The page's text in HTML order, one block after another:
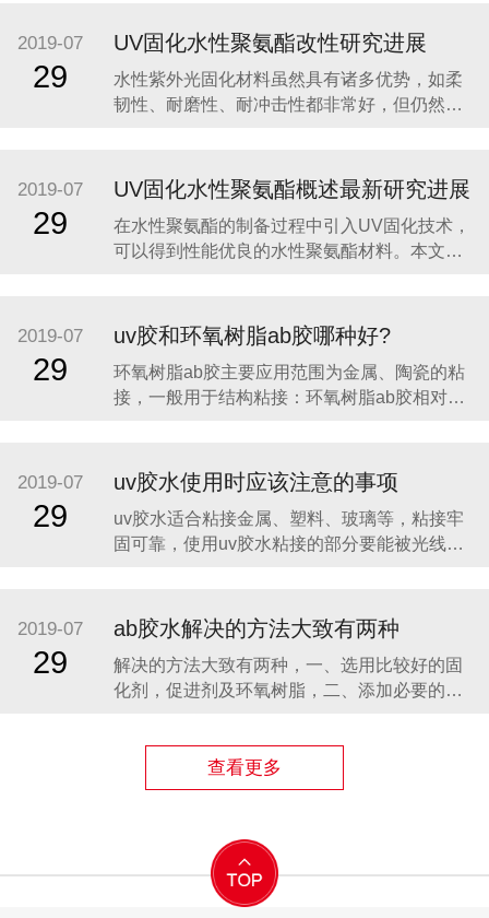
2019-07
29
UV固化水性聚氨酯改性研究进展
水性紫外光固化材料虽然具有诸多优势，如柔
韧性、耐磨性、耐冲击性都非常好，但仍然有
的优点;同时，水的高表面张力对低表面能基材
和颜料浸润性差，易引起涂布不均;此外，与溶
剂型紫外光固化涂料相比，水性紫外光固化涂
料双键含量
2019-07
29
UV固化水性聚氨酯概述最新研究进展
在水性聚氨酯的制备过程中引入UV固化技术，
可以得到性能优良的水性聚氨酯材料。本文阐
统的UV固化涂料主要由光引发剂、反应性低聚
物和活性稀释剂组成，涂膜可在紫外光的照射
下发生光交联反应而迅速固化。稀
2019-07
29
uv胶和环氧树脂ab胶哪种好?
环氧树脂ab胶主要应用范围为金属、陶瓷的粘
接，一般用于结构粘接：环氧树脂ab胶相对于
斤，操作方便，表面效果好。 uv胶主要应用范
围为玻璃、水晶、塑料的粘接，也可作为油
漆、涂料、油墨等的胶料使用。uv胶的主
2019-07
29
uv胶水使用时应该注意的事项
uv胶水适合粘接金属、塑料、玻璃等，粘接牢
固可靠，使用uv胶水粘接的部分要能被光线照
些呢? 胶水固化后，胶体表面接触空气，由于空
气的抑制作用，胶体表面不能脱粘，也就是粘
手的现象。 uv胶水的主要成分是丙
2019-07
29
ab胶水解决的方法大致有两种
解决的方法大致有两种，一、选用比较好的固
化剂，促进剂及环氧树脂，二、添加必要的抗
基本上都是改性聚醚胺，在黄变成因上的主要
集中在不同企业生产的聚醚胺，由于工艺，成
查看更多